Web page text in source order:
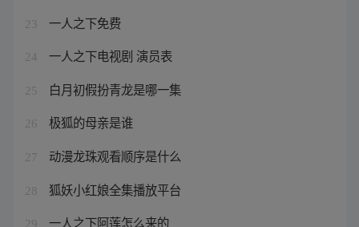
23 一人之下免费
24 一人之下电视剧 演员表
25 白月初假扮青龙是哪一集
26 极狐的母亲是谁
27 动漫龙珠观看顺序是什么
28 狐妖小红娘全集播放平台
29 一人之下阿莲怎么来的